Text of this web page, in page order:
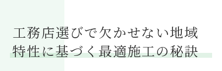
工務店選びで欠かせない地域
特性に基づく最適施工の秘訣